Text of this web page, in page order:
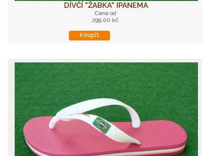
DÍVČÍ "ŽABKA" IPANEMA
Cena od
299,00 kč
Koupit